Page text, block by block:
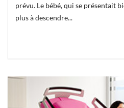
prévu. Le bébé, qui se présentait
plus à descendre...